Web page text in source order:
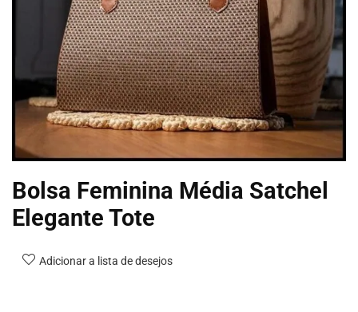
Bolsa Feminina Média Satchel
Elegante Tote
Adicionar a lista de desejos